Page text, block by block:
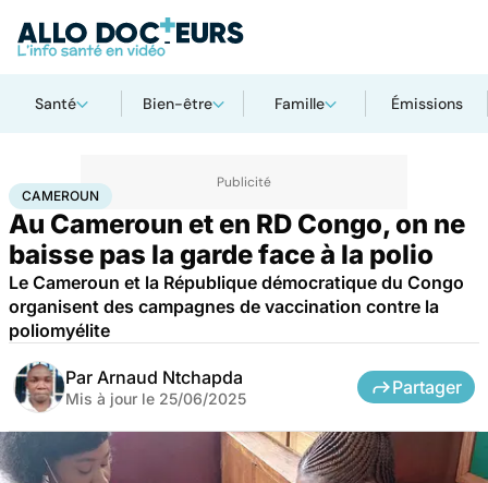
Santé Bien-être Famille Émissions
AccueilSanté Maladies Maladies infectieuses
CAMEROUN
Au Cameroun et en RD Congo, on ne
baisse pas la garde face à la polio
Le Cameroun et la République démocratique du Congo
organisent des campagnes de vaccination contre la
poliomyélite
Par Arnaud Ntchapda
Mis à jour le 25/06/2025
Partager